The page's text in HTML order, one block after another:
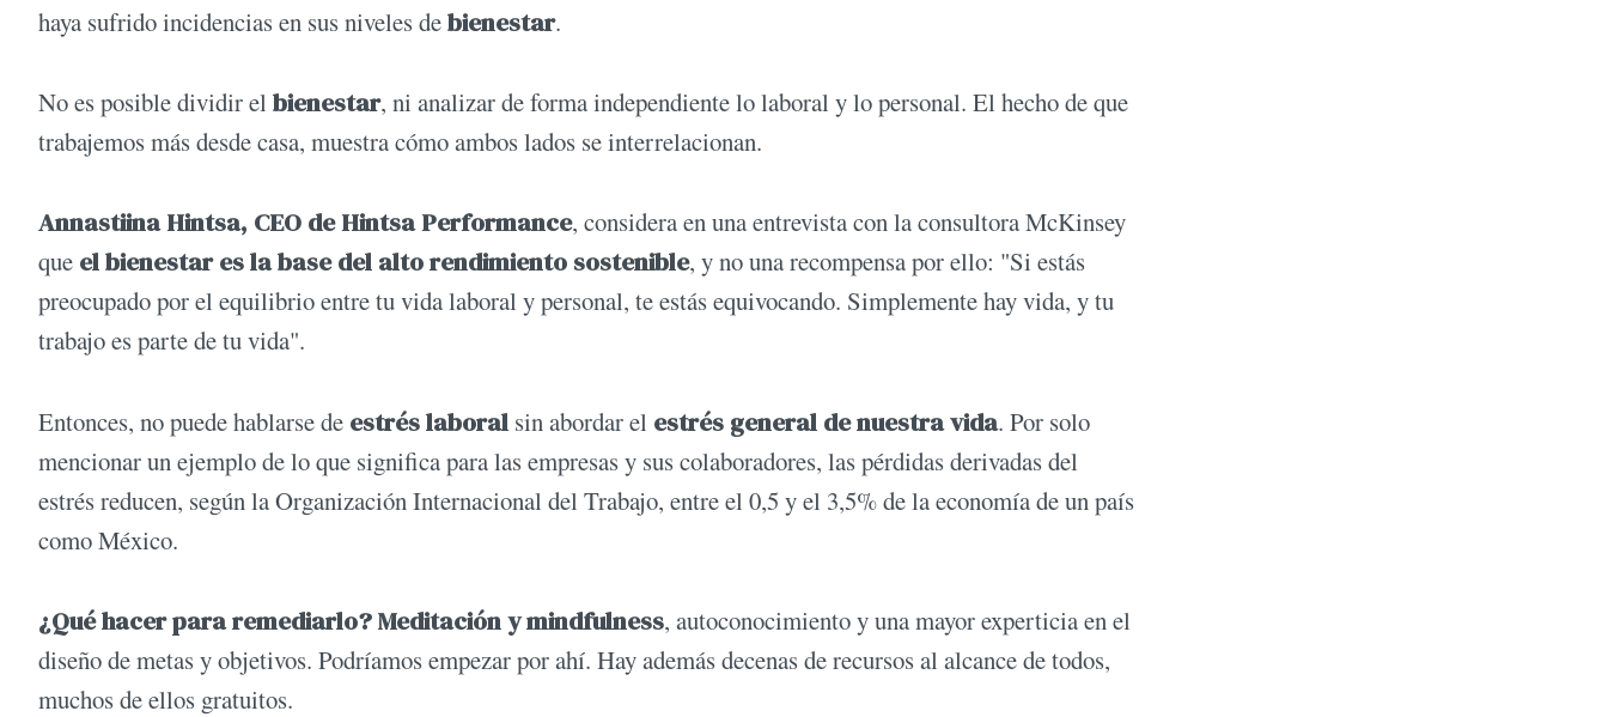
haya sufrido incidencias en sus niveles debienestar.
No es posible dividir el bienestar, ni analizar de forma independiente lo laboral y lo personal. El hecho de que
trabajemos más desde casa, muestra cómo ambos lados se interrelacionan.
Annastiina Hintsa, CEO de Hintsa Performance, considera en una entrevista con la consultora McKinsey
que el bienestar es la base del alto rendimiento sostenible, y no una recompensa por ello: "Si estás
preocupado por el equilibrio entre tu vida laboral y personal, te estás equivocando. Simplemente hay vida, y tu
trabajo es parte de tu vida".
Entonces, no puede hablarse de estrés laboral sin abordar el estrés general de nuestra vida. Por solo
mencionar un ejemplo de lo que significa para las empresas y sus colaboradores, las pérdidas derivadas del
estrés reducen, según la Organización Internacional del Trabajo, entre el 0,5 y el 3,5% de la economía de un país
como México.
¿Qué hacer para remediarlo? Meditación y mindfulness, autoconocimiento y una mayor experticia en el
diseño de metas y objetivos. Podríamos empezar por ahí. Hay además decenas de recursos al alcance de todos,
muchos de ellos gratuitos.